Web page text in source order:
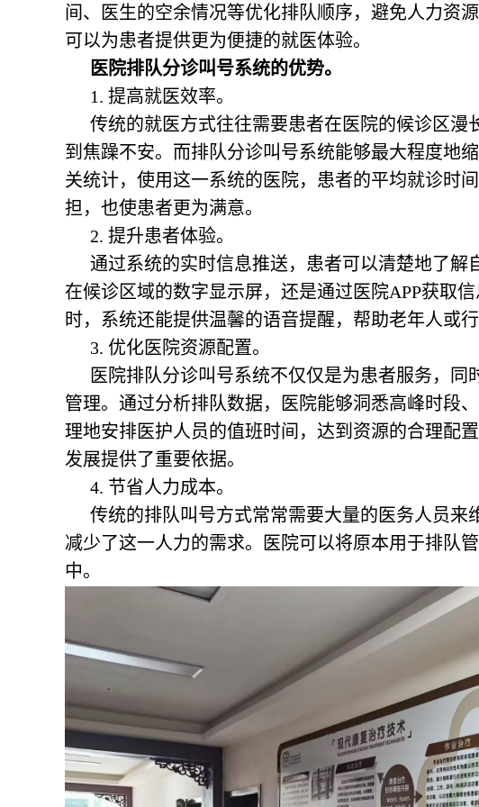
间、医生的空余情况等优化排队顺序，避免人力资
可以为患者提供更为便捷的就医体验。
医院排队分诊叫号系统的优势。
1. 提高就医效率。
传统的就医方式往往需要患者在医院的候诊区
到焦躁不安。而排队分诊叫号系统能够最大程度地
关统计，使用这一系统的医院，患者的平均就诊时
担，也使患者更为满意。
2. 提升患者体验。
通过系统的实时信息推送，患者可以清楚地了
在候诊区域的数字显示屏，还是通过医院APP获取
时，系统还能提供温馨的语音提醒，帮助老年人或
3. 优化医院资源配置。
医院排队分诊叫号系统不仅仅是为患者服务，
管理。通过分析排队数据，医院能够洞悉高峰时段
理地安排医护人员的值班时间，达到资源的合理配
发展提供了重要依据。
4. 节省人力成本。
传统的排队叫号方式常常需要大量的医务人员
减少了这一人力的需求。医院可以将原本用于排队
中。